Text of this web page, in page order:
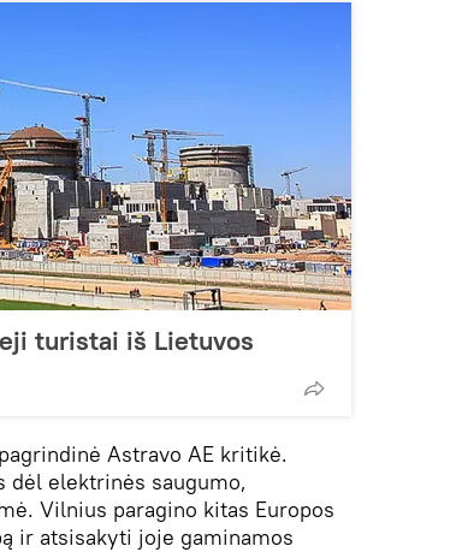
turistai iš Lietuvos
Astravo AE kritikė.
dėl elektrinės saugumo,
Vilnius paragino kitas Europos
ir atsisakyti joje gaminamos